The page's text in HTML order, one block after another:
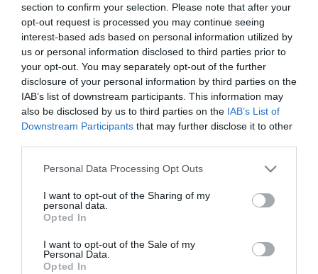
section to confirm your selection. Please note that after your
opt-out request is processed you may continue seeing
interest-based ads based on personal information utilized by
us or personal information disclosed to third parties prior to
your opt-out. You may separately opt-out of the further
disclosure of your personal information by third parties on the
IAB’s list of downstream participants. This information may
also be disclosed by us to third parties on the IAB’s List of
Downstream Participants that may further disclose it to other
Please note that this website/app uses one or more Google
not limited to your visit or usage behaviour. You may click to
grant or deny consent to Google and its third-party tags to
use your data for below specified purposes in below Google
consent section.
Personal Data Processing Opt Outs
I want to opt-out of the Sharing of my
personal data.
Opted In
I want to opt-out of the Sale of my
Personal Data.
Opted In
tekerve a labdát eldöntötte a küzdelmet.
Kapcsolódó írások:
Győr-FTC rangadó a jubileumok jegyében
Két forintért eladó az NB I-es futballklub
Oda-vissza verte a Vasast a Loki
MLSZ - most a Győrnek kell mélyen a zsebébe nyúlnia
Lemondta a válogatottságot a norvégok rekorder futballistája